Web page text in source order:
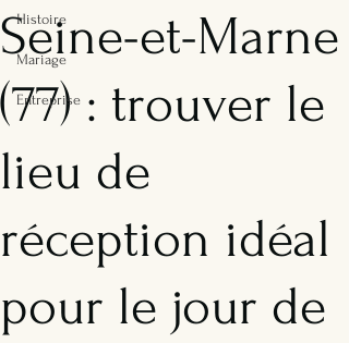
Histoire
Mariage
Entreprise
Seine-et-Marne
(77) : trouver le
lieu de
réception idéal
pour le jour de